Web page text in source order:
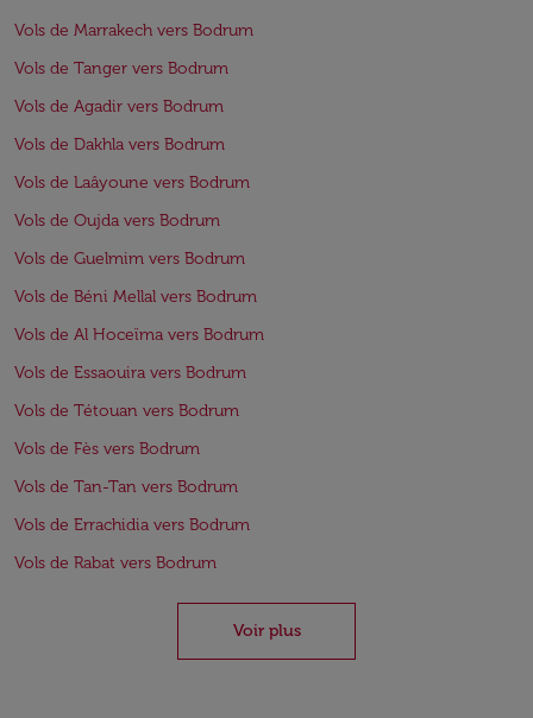
Vols de Marrakech vers Bodrum
Vols de Tanger vers Bodrum
Vols de Agadir vers Bodrum
Vols de Dakhla vers Bodrum
Vols de Laâyoune vers Bodrum
Vols de Oujda vers Bodrum
Vols de Guelmim vers Bodrum
Vols de Béni Mellal vers Bodrum
Vols de Al Hoceïma vers Bodrum
Vols de Essaouira vers Bodrum
Vols de Tétouan vers Bodrum
Vols de Fès vers Bodrum
Vols de Tan-Tan vers Bodrum
Vols de Errachidia vers Bodrum
Vols de Rabat vers Bodrum
Voir plus